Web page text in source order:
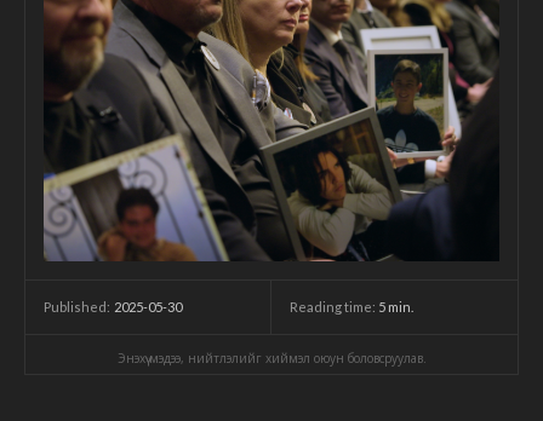
Published: 2025-05-30 Reading time: 5 min.
Энэхүү мэдээ, нийтлэлийг хиймэл оюун боловсруулав.